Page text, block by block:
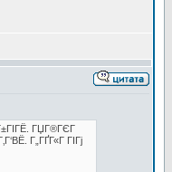
ГЏГ®ГЄГ
Г„ГҐГ«Г ГІГј